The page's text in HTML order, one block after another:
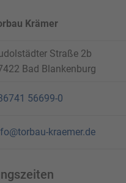
Krämer
Straße 2b
Bad Blankenburg
56699-0
kraemer.de